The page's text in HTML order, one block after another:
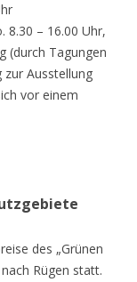
8.30 – 16.00 Uhr,
(durch Tagungen
zur Ausstellung
vor einem
des „Grünen
Rügen statt.